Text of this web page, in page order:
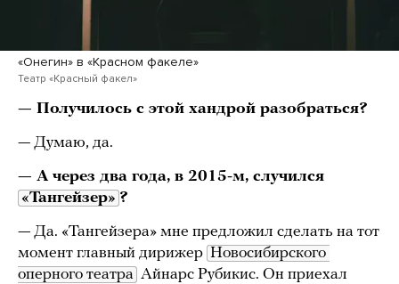
«Онегин» в «Красном факеле»
Театр «Красный факел»
— Получилось с этой хандрой разобраться?
— Думаю, да.
— А через два года, в 2015-м, случился
«Тангейзер» ?
— Да. «Тангейзера» мне предложил сделать на тот
момент главный дирижер Новосибирского
оперного театра Айнарс Рубикис. Он приехал